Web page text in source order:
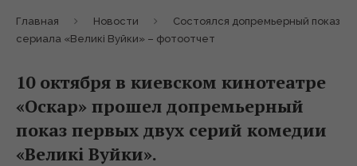
Главная Новости
Состоялся допремьерный показ
сериала «Великі Вуйки» – фотоотчет
10 октября в киевском кинотеатре
«Оскар» прошел допремьерный
показ первых двух серий комедии
«Великі Вуйки».